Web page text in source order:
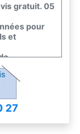
gratuit. 05
pour
et
flore.
-
par un
27